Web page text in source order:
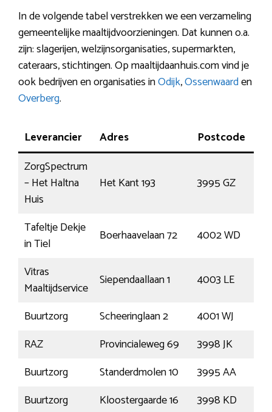
In de volgende tabel verstrekken we een verzameling
gemeentelijke maaltijdvoorzieningen. Dat kunnen o.a.
zijn: slagerijen, welzijnsorganisaties, supermarkten,
cateraars, stichtingen. Op maaltijdaanhuis.com vind je
ook bedrijven en organisaties inOdijk,Ossenwaarden
Overberg.
Leverancier Adres Postcode
ZorgSpectrum
– Het Haltna
Huis
Het Kant 193 3995 GZ
Tafeltje Dekje
in Tiel
Boerhaavelaan 72 4002 WD
Vitras
Maaltijdservice
Siependaallaan 1 4003 LE
Buurtzorg
Scheeringlaan 2 4001 WJ
RAZ
Provincialeweg 69 3998 JK
Buurtzorg
Standerdmolen 10 3995 AA
Buurtzorg
Kloostergaarde 16 3998 KD